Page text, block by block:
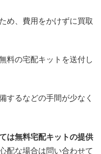
め、費用をかけずに買取
料の宅配キットを送付し
するなどの手間が少なく
は無料宅配キットの提供
配な場合は問い合わせて